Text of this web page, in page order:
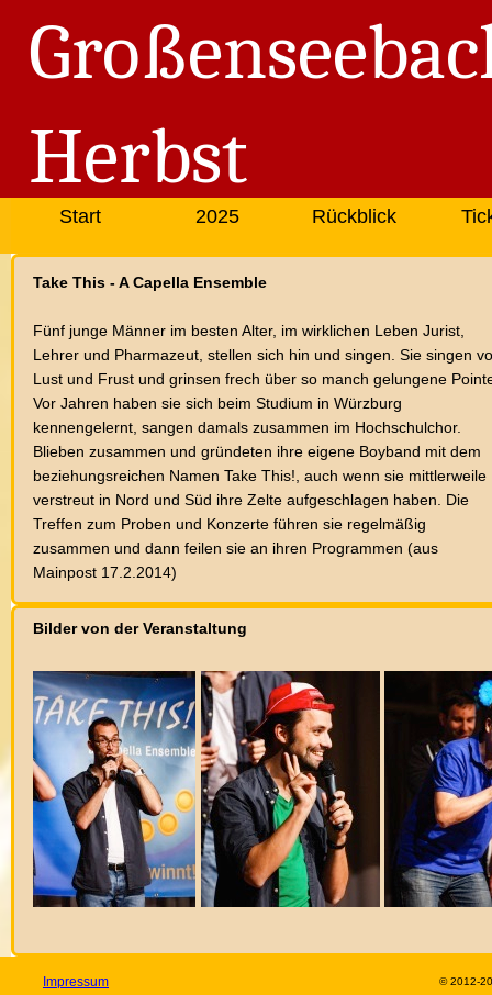
Herbst
Start 2025 Rückblick
Take This - A Capella Ensemble
Fünf junge Männer im besten Alter, im wirklichen Leben Jurist,
Lehrer und Pharmazeut, stellen sich hin und singen. Sie singen
Lust und Frust und grinsen frech über so manch gelungene
Vor Jahren haben sie sich beim Studium in Würzburg
kennengelernt, sangen damals zusammen im Hochschulchor.
Blieben zusammen und gründeten ihre eigene Boyband mit dem
beziehungsreichen Namen Take This!, auch wenn sie mittlerweile
verstreut in Nord und Süd ihre Zelte aufgeschlagen haben. Die
Treffen zum Proben und Konzerte führen sie regelmäßig
zusammen und dann feilen sie an ihren Programmen (aus
Mainpost 17.2.2014)
Bilder von der Veranstaltung
© 2012-
Impressum